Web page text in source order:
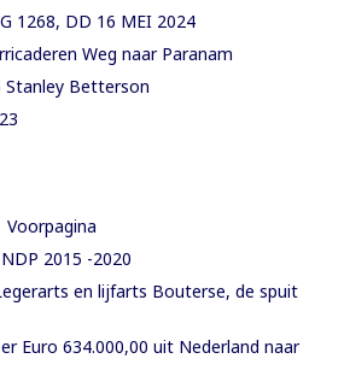
1268, DD 16 MEI 2024
Weg naar Paranam
Stanley Betterson
2015 -2020
en lijfarts Bouterse, de spuit
Euro 634.000,00 uit Nederland naar